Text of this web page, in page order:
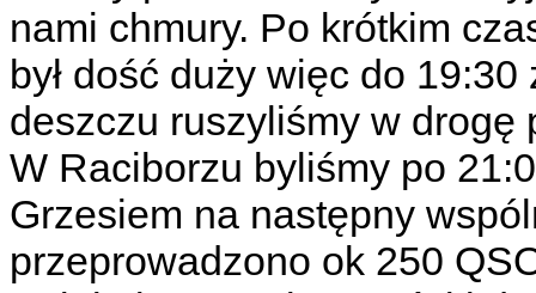
nami chmury. Po krótkim
był dość duży więc do
deszczu ruszyliśmy w drogę
W Raciborzu byliśmy po
Grzesiem na następny
przeprowadzono ok 250